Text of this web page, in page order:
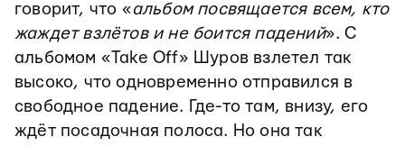
говорит, что «альбом посвящается всем, кто
жаждет взлётов и не боится падений». С
альбомом «Take Off» Шуров взлетел так
высоко, что одновременно отправился в
свободное падение. Где-то там, внизу, его
ждёт посадочная полоса. Но она так